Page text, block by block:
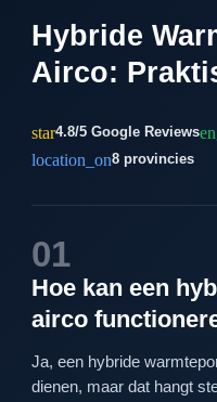
Hybride
Airco:
star4.8/5 Google Reviews
location_on8 provincies
01
Hoe kan een
airco
Ja, een hybride
dienen, maar dat hangt